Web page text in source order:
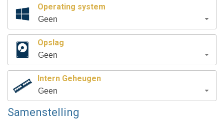
Operating system
Geen
Opslag
Geen
Intern Geheugen
Geen
Samenstelling